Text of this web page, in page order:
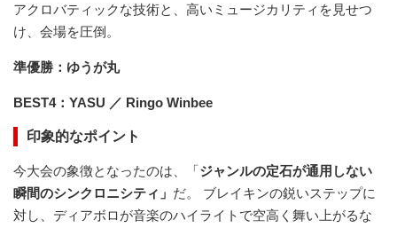
アクロバティックな技術と、高いミュージカリティを見せつ
け、会場を圧倒。
準優勝：ゆうが丸
BEST4：YASU ／ Ringo Winbee
印象的なポイント
今大会の象徴となったのは、「ジャンルの定石が通用しない
瞬間のシンクロニシティ」 だ。 ブレイキンの鋭いステップに
対し、ディアボロが音楽のハイライトで空高く舞い上がるな